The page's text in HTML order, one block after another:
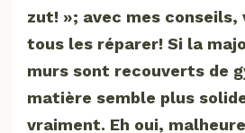
zut! »; avec mes conseils,
tous les réparer! Si la
murs sont recouverts de
matière semble plus
vraiment. Eh oui,